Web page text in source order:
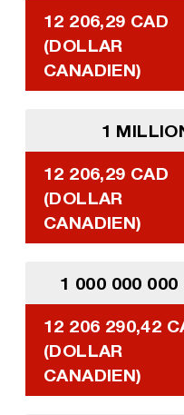
12 206,29 CAD
(DOLLAR
CANADIEN)
1
12 206,29 CAD
(DOLLAR
CANADIEN)
1 000 000 000
12 206 290,42
(DOLLAR
CANADIEN)